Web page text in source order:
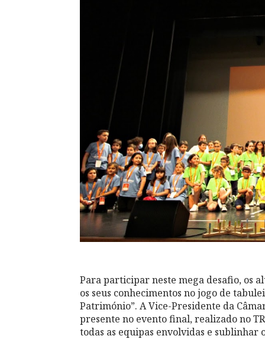
Para participar neste mega desafio, os
os seus conhecimentos no jogo de
Património”. A Vice-Presidente da
presente no evento final, realizado no
todas as equipas envolvidas e